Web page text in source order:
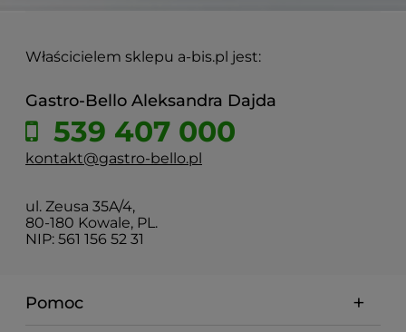
Właścicielem sklepu a-bis.pl jest:
Gastro-Bello Aleksandra Dajda
539 407 000
kontakt@gastro-bello.pl
ul. Zeusa 35A/4,
80-180 Kowale, PL.
NIP: 561 156 52 31
Pomoc